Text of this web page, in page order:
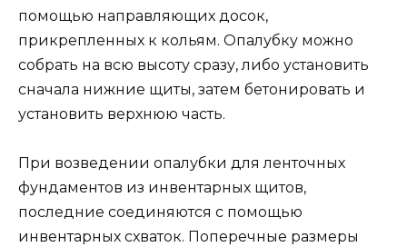
помощью направляющих досок,
прикрепленных к кольям. Опалубку можно
собрать на всю высоту сразу, либо установить
сначала нижние щиты, затем бетонировать и
установить верхнюю часть.
При возведении опалубки для ленточных
фундаментов из инвентарных щитов,
последние соединяются с помощью
инвентарных схваток. Поперечные размеры